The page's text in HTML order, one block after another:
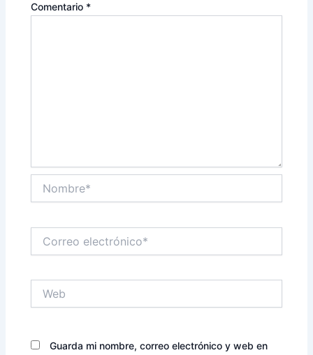
Comentario *
electrónico*
Guarda mi nombre, correo electrónico y web en